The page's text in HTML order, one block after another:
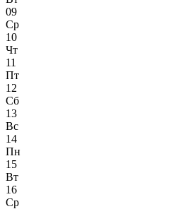
09
Ср
10
Чт
11
Пт
12
Сб
13
Вс
14
Пн
15
Вт
16
Ср